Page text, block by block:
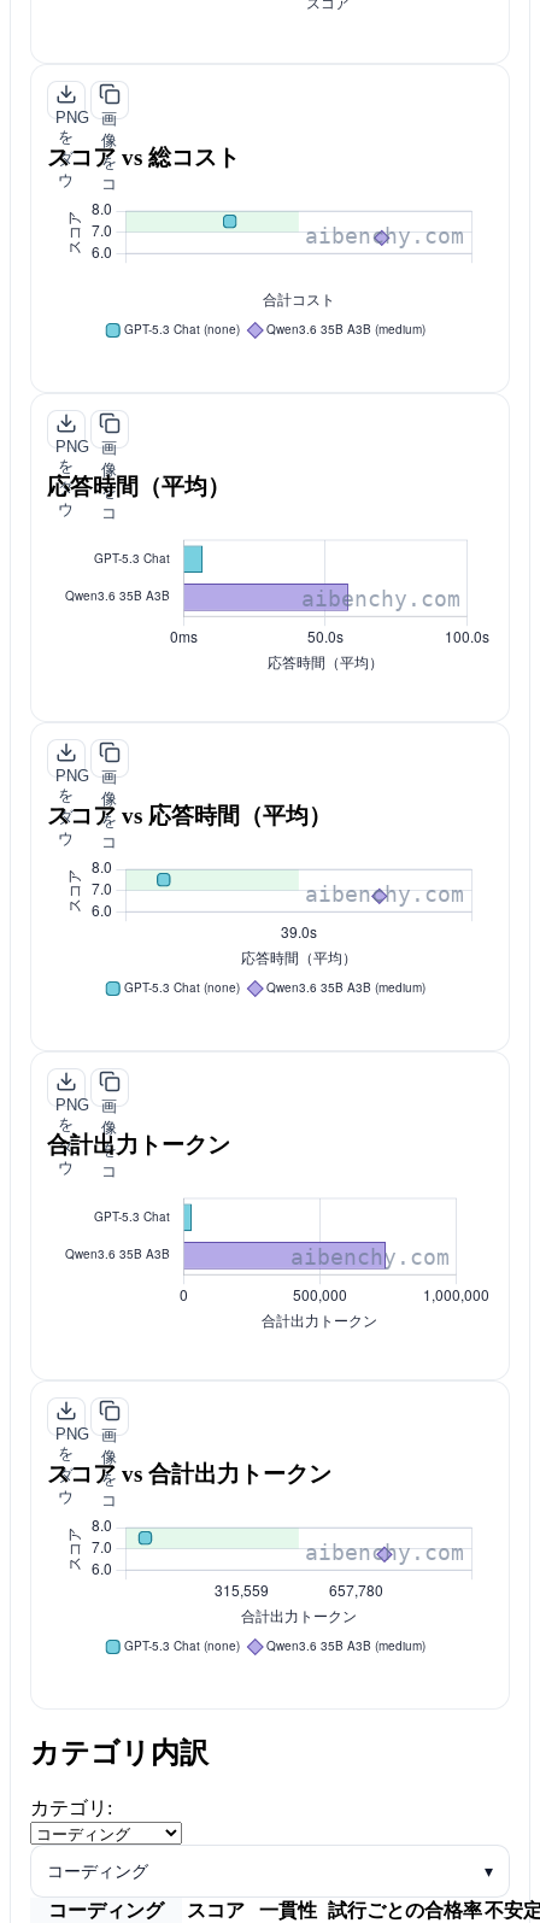
PNG
を
ダ
ウ
ロ
ー
画
像
を
コ
ピ
ー
スコア vs 総コスト
PNG
を
ダ
ウ
ド
画
像
を
コ
ー
応答時間（平均）
PNG
を
ダ
ウ
ロ
ー
画
像
を
コ
ピ
ー
スコア vs 応答時間（平均）
PNG
を
ダ
ウ
ド
画
像
を
コ
ー
合計出力トークン
PNG
を
ダ
ウ
ロ
ー
画
像
を
コ
ピ
ー
スコア vs 合計出力トークン
カテゴリ内訳
カテゴリ:
コーディング ▾
コーディング スコア 一貫性 試行ごとの合格率不安